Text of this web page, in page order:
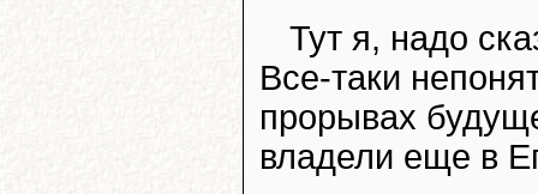
Тут я, надо
Все-таки
прорывах
владели еще в